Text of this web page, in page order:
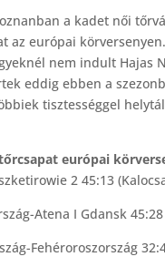
a kadet női
az európai
nem indult Hajas
eddig ebben a
tisztességgel
európai
2 45:13
Atena I Gdansk
Fehéroroszország